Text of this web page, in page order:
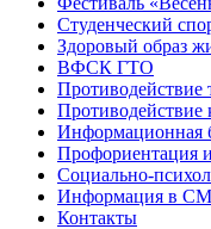
Студенческий
Здоровый образ
ВФСК ГТО
Противодействие
Противодействие
Информационная
Профориентация
Социально-
Информация в
Контакты